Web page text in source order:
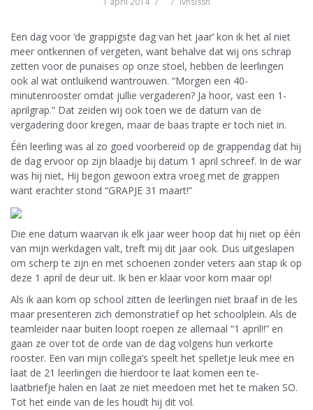
Een dag voor ‘de grappigste dag van het jaar’ kon ik het al niet
meer ontkennen of vergeten, want behalve dat wij ons schrap
zetten voor de punaises op onze stoel, hebben de leerlingen
ook al wat ontluikend wantrouwen. “Morgen een 40-
minutenrooster omdat jullie vergaderen? Ja hoor, vast een 1-
aprilgrap.” Dat zeiden wij ook toen we de datum van de
vergadering door kregen, maar de baas trapte er toch niet in.
Één leerling was al zo goed voorbereid op de grappendag dat hij
de dag ervoor op zijn blaadje bij datum 1 april schreef. In de war
was hij niet, Hij begon gewoon extra vroeg met de grappen
want erachter stond “GRAPJE 31 maart!”
Die ene datum waarvan ik elk jaar weer hoop dat hij niet op één
van mijn werkdagen valt, treft mij dit jaar ook. Dus uitgeslapen
om scherp te zijn en met schoenen zonder veters aan stap ik op
deze 1 april de deur uit. Ik ben er klaar voor kom maar op!
Als ik aan kom op school zitten de leerlingen niet braaf in de les
maar presenteren zich demonstratief op het schoolplein. Als de
teamleider naar buiten loopt roepen ze allemaal “1 april!!” en
gaan ze over tot de orde van de dag volgens hun verkorte
rooster. Een van mijn collega’s speelt het spelletje leuk mee en
laat de 21 leerlingen die hierdoor te laat komen een te-
laatbriefje halen en laat ze niet meedoen met het te maken SO.
Tot het einde van de les houdt hij dit vol.